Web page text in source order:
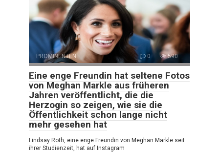
PROMINENTEN 0 590
Eine enge Freundin hat seltene Fotos
von Meghan Markle aus früheren
Jahren veröffentlicht, die die
Herzogin so zeigen, wie sie die
Öffentlichkeit schon lange nicht
mehr gesehen hat
Lindsay Roth, eine enge Freundin von Meghan Markle seit
ihrer Studienzeit, hat auf Instagram